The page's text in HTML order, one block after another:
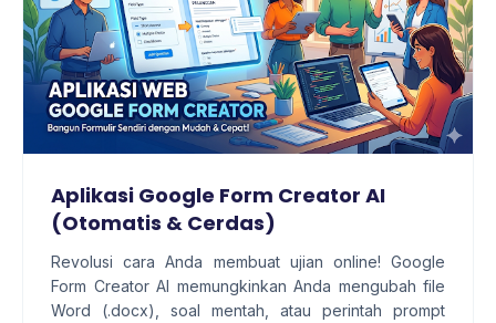
Aplikasi Google Form Creator AI
(Otomatis & Cerdas)
Revolusi cara Anda membuat ujian online! Google
Form Creator AI memungkinkan Anda mengubah file
Word (.docx), soal mentah, atau perintah prompt